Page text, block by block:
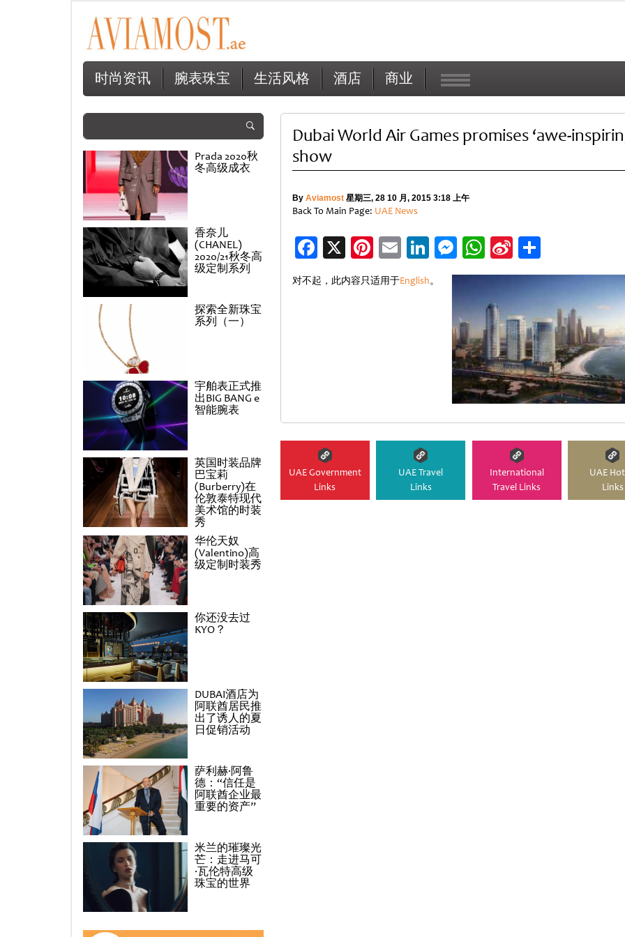
时尚资讯 腕表珠宝 生活风格 酒店 商业
Prada 2020秋
冬高级成衣
香奈儿
(CHANEL)
2020/21秋冬高
级定制系列
探索全新珠宝
系列（一）
宇舶表正式推
出BIG BANG e
智能腕表
英国时装品牌
巴宝莉
(Burberry)在
伦敦泰特现代
美术馆的时装
秀
华伦天奴
(Valentino)高
级定制时装秀
你还没去过
KYO？
DUBAI酒店为
阿联酋居民推
出了诱人的夏
日促销活动
萨利赫·阿鲁
德：“信任是
阿联酋企业最
重要的资产”
米兰的璀璨光
芒：走进马可
·瓦伦特高级
珠宝的世界
Dubai World Air Games promises ‘awe-
show
By Aviamost星期三, 28 10 月, 2015 3:18 上午
Back To Main Page: UAE News
Facebook
X Pinterest
EmailLinkedIn
Messenger
WhatsApp
Sina
Weibo
分
享
对不起，此内容只适用于English。
UAE Government
Links
UAE Travel
Links
International
Travel Links
UAE
Links